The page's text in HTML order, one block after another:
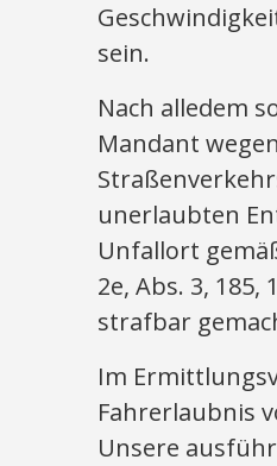
sein.
Nach alledem
Mandant
unerlaubten
Unfallort
2e, Abs. 3, 185,
strafbar
Im
Fahrerlaubnis
Unsere